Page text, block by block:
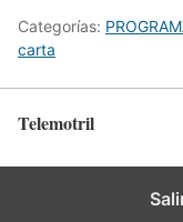
Categorías:
carta
Telemotril